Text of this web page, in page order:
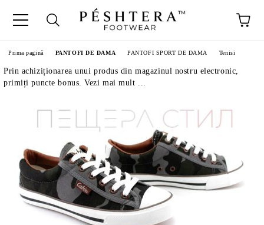
Prima pagină PANTOFI DE DAMA PANTOFI SPORT DE DAMA Tenisi
Prin achiziționarea unui produs din magazinul nostru electronic,
primiți puncte bonus. Vezi mai mult ...